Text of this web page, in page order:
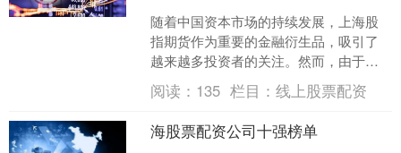
随着中国资本市场的持续发展，上海股
指期货作为重要的金融衍生品，吸引了
越来越多投资者的关注。然而，由于股
指期货交易具有杠杆效应和高风险特
征，许多投资者选择通过配资....
阅读： 135 栏目：线上股票配资
海股票配资公司十强榜单